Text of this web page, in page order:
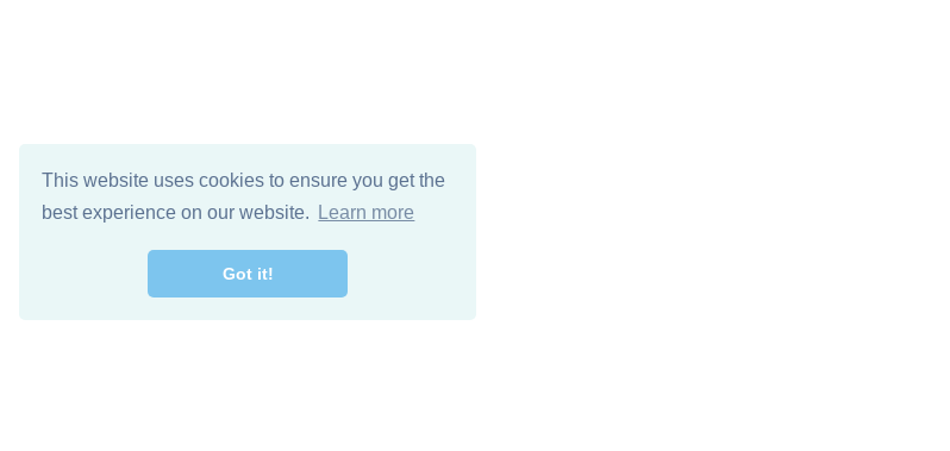
This website uses cookies to ensure you get the
best experience on our website.
Learn more
Got it!